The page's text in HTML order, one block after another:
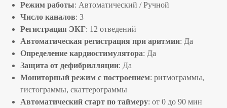
Режим работы: Автоматический / Ручной
Число каналов: 3
Регистрация ЭКГ: 12 отведений
Автоматическая регистрация при аритмии: Да
Определение кардиостимулятора: Да
Защита от дефибрилляции: Да
Мониторный режим с построением: ритмограммы,
гистограммы, скаттерограммы
Автоматический старт по таймеру: от 0 до 90 мин